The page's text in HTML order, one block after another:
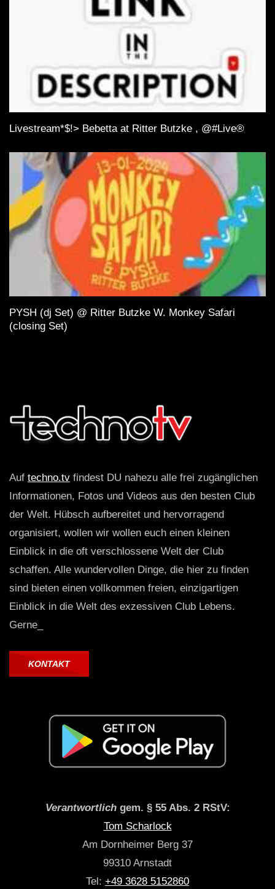
Livestream*$!> Bebetta at Ritter Butzke , @#Live®
PYSH (dj Set) @ Ritter Butzke W. Monkey Safari
(closing Set)
Auf techno.tv findest DU nahezu alle frei zugänglichen
Informationen, Fotos und Videos aus den besten Club
der Welt. Hübsch aufbereitet und hervorragend
organisiert, wollen wir wollen euch einen kleinen
Einblick in die oft verschlossene Welt der Club
schaffen. Alle wundervollen Dinge, die hier zu finden
sind bieten einen vollkommen freien, einzigartigen
Einblick in die Welt des exzessiven Club Lebens.
Gerne_
KONTAKT
Verantwortlichgem. § 55 Abs. 2 RStV:
Tom Scharlock
Am Dornheimer Berg 37
99310 Arnstadt
Tel: +49 3628 5152860